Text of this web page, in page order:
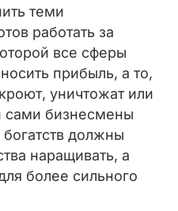
теми
работать за
все сферы
прибыль, а то,
уничтожат или
сами бизнесмены
должны
наращивать, а
более сильного